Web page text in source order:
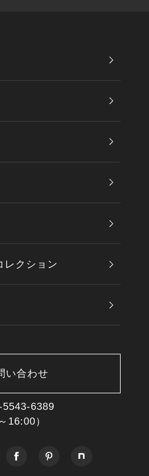
レクション
い合わせ
5543-6389
16:00）